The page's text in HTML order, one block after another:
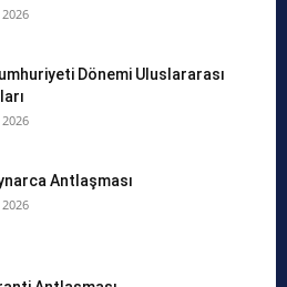
Dönemi Uluslararası
Antlaşması